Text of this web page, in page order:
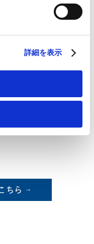
部サイト）
詳細を表示
しつつ意図的に利用
観検査AI
ちら